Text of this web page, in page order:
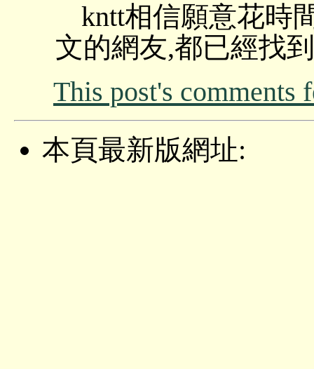
kntt相信願意花時
文的網友,都已經找
This post's comments
本頁最新版網址: